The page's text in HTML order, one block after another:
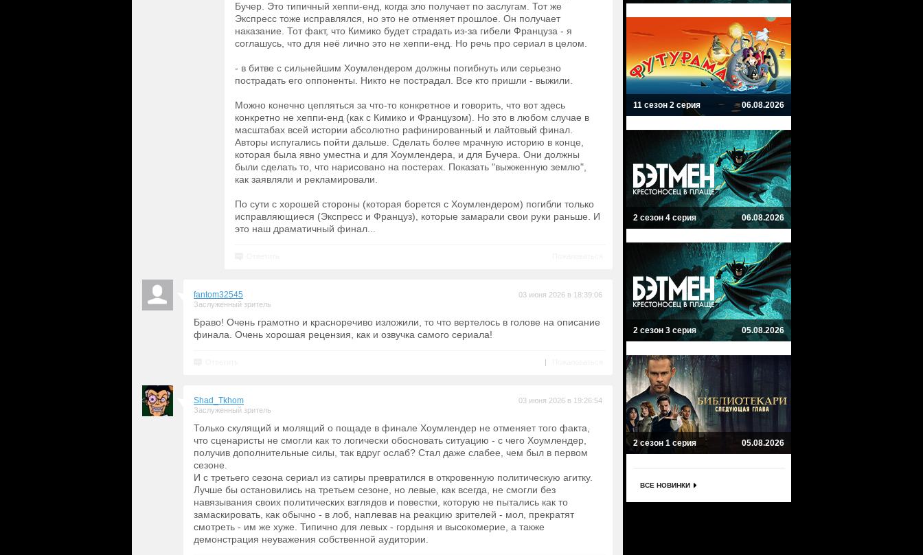
Бучер. Это типичный хеппи-енд, когда зло получает по заслугам. Тот же
Экспресс тоже исправлялся, но это не отменяет прошлое. Он получает
наказание. Тот факт, что Кимико будет страдать из-за гибели Француза - я
соглашусь, что для неё лично это не хеппи-енд. Но речь про сериал в целом.
- в битве с сильнейшим Хоумлендером должны погибнуть или серьезно
пострадать его оппоненты. Никто не пострадал. Все кто пришли - выжили.
Можно конечно цепляться за что-то конкретное и говорить, что вот здесь
конкретно не хеппи-енд (как с Кимико и Французом). Но это в любом случае в
масштабах всей истории абсолютно рафинированный и лайтовый финал.
Авторы испугались пойти дальше. Сделать более мрачную историю в конце,
которая была явно уместна и для Хоумлендера, и для Бучера. Они должны
были сделать то, что нарисовано на постерах. Показать "выжженную землю",
как заявляли и рекламировали.
По сути с хорошей стороны (которая борется с Хоумлендером) погибли только
исправляющиеся (Экспресс и Француз), которые замарали свои руки раньше. И
это наш драматичный финал...
fantom32545
Заслуженный зритель
03 июня 2026 в 18:39:06
Браво! Очень грамотно и красноречиво изложили, то что вертелось в голове на описание
финала. Очень xорошая рецензия, как и озвучка самого сериала!
|
Shad_Tkhom
Заслуженный зритель
03 июня 2026 в 19:26:54
Только скулящий и молящий о пощаде в финале Хоумлендер не отменяет того факта,
что сценаристы не смогли как то логически обосновать ситуацию - с чего Хоумлендер,
получив дополнительные силы, так вдруг ослаб? Стал даже слабее, чем был в первом
сезоне.
И с третьего сезона сериал из сатиры превратился в откровенную политическую агитку.
Лучше бы остановились на третьем сезоне, но левые, как всегда, не смогли без
навязывания своих политических взглядов и повестки, которую не пытались как то
замаскировать, как обычно - в лоб, наплевав на реакцию зрителей - мол, прекратят
смотреть - им же хуже. Типично для левых - гордыня и высокомерие, а также
демонстрация неуважения собственной аудитории.
11 сезон 2 серия 06.08.2026
2 сезон 4 серия 06.08.2026
2 сезон 3 серия 05.08.2026
2 сезон 1 серия 05.08.2026
ВСЕ НОВИНКИ